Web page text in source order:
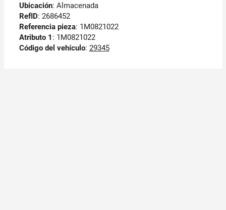
Ubicación: Almacenada
RefID: 2686452
Referencia pieza: 1M0821022
Atributo 1 : 1M0821022
Código del vehículo: 29345